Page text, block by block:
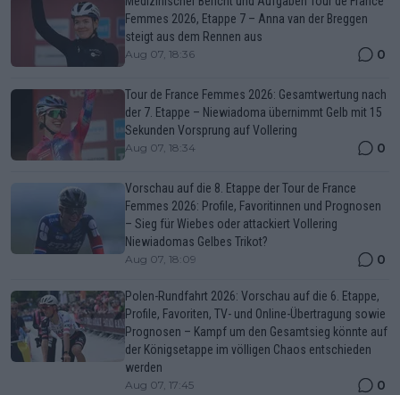
Femmes 2026, Etappe 7 – Anna van der Breggen
steigt aus dem Rennen aus
Aug 07, 18:36 0
Tour de France Femmes 2026: Gesamtwertung nach
der 7. Etappe – Niewiadoma übernimmt Gelb mit 15
Sekunden Vorsprung auf Vollering
Aug 07, 18:34 0
Vorschau auf die 8. Etappe der Tour de France
Femmes 2026: Profile, Favoritinnen und Prognosen
– Sieg für Wiebes oder attackiert Vollering
Niewiadomas Gelbes Trikot?
Aug 07, 18:09 0
Polen-Rundfahrt 2026: Vorschau auf die 6. Etappe,
Profile, Favoriten, TV- und Online-Übertragung sowie
Prognosen – Kampf um den Gesamtsieg könnte auf
der Königsetappe im völligen Chaos entschieden
werden
Aug 07, 17:45 0